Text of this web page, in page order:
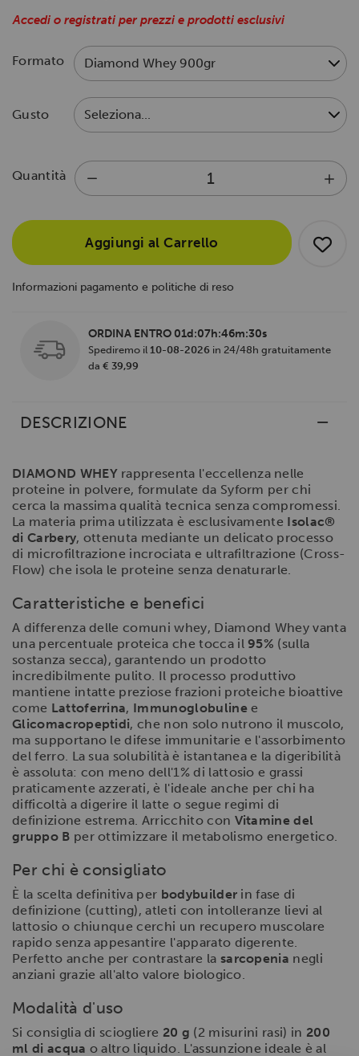
Accedi o registrati per prezzi e prodotti esclusivi
Formato
Gusto
Quantità
Aggiungi al Carrello
Informazioni pagamento e politiche di reso
ORDINA ENTRO 01d:07h:46m:30s
Spediremo il 10-08-2026 in 24/48h gratuitamente
da € 39,99
DESCRIZIONE
DIAMOND WHEYrappresenta l'eccellenza nelle
proteine in polvere, formulate da Syform per chi
cerca la massima qualità tecnica senza compromessi.
La materia prima utilizzata è esclusivamente Isolac®
di Carbery, ottenuta mediante un delicato processo
di microfiltrazione incrociata e ultrafiltrazione (Cross-
Flow) che isola le proteine senza denaturarle.
Caratteristiche e benefici
A differenza delle comuni whey, Diamond Whey vanta
una percentuale proteica che tocca il95% (sulla
sostanza secca), garantendo un prodotto
incredibilmente pulito. Il processo produttivo
mantiene intatte preziose frazioni proteiche bioattive
come Lattoferrina, Immunoglobulinee
Glicomacropeptidi, che non solo nutrono il muscolo,
ma supportano le difese immunitarie e l'assorbimento
del ferro. La sua solubilità è istantanea e la digeribilità
è assoluta: con meno dell'1% di lattosio e grassi
praticamente azzerati, è l'ideale anche per chi ha
difficoltà a digerire il latte o segue regimi di
definizione estrema. Arricchito con Vitamine del
gruppo B per ottimizzare il metabolismo energetico.
Per chi è consigliato
È la scelta definitiva per bodybuilder in fase di
definizione (cutting), atleti con intolleranze lievi al
lattosio o chiunque cerchi un recupero muscolare
rapido senza appesantire l'apparato digerente.
Perfetto anche per contrastare la sarcopenia negli
anziani grazie all'alto valore biologico.
Modalità d'uso
Si consiglia di sciogliere 20 g (2 misurini rasi) in 200
ml di acqua o altro liquido. L'assunzione ideale è al